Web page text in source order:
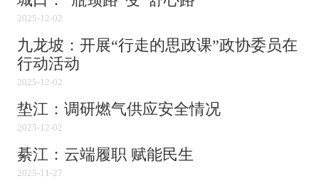
2025-12-02
九龙坡：开展“行走的思政课”政协委员在
行动活动
2025-12-02
垫江：调研燃气供应安全情况
2025-12-02
綦江：云端履职 赋能民生
2025-11-27